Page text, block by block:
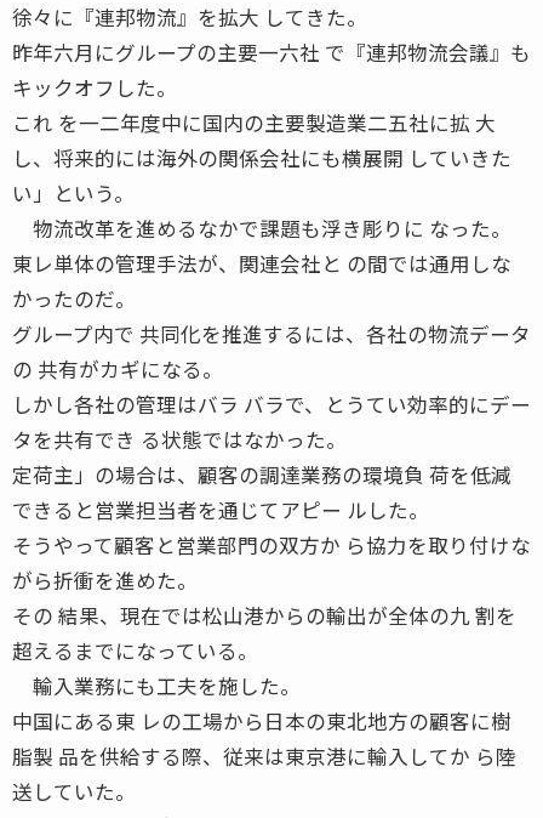
徐々に『連邦物流』を拡大 してきた。
昨年六月にグループの主要一六社 で『連邦物流会議』も
キックオフした。
これ を一二年度中に国内の主要製造業二五社に拡 大
し、将来的には海外の関係会社にも横展開 していきた
い」という。
物流改革を進めるなかで課題も浮き彫りに なった。
東レ単体の管理手法が、関連会社と の間では通用しな
かったのだ。
グループ内で 共同化を推進するには、各社の物流データ
の 共有がカギになる。
しかし各社の管理はバラ バラで、とうてい効率的にデー
タを共有でき る状態ではなかった。
定荷主」の場合は、顧客の調達業務の環境負 荷を低減
できると営業担当者を通じてアピー ルした。
そうやって顧客と営業部門の双方か ら協力を取り付けな
がら折衝を進めた。
その 結果、現在では松山港からの輸出が全体の九 割を
超えるまでになっている。
輸入業務にも工夫を施した。
中国にある東 レの工場から日本の東北地方の顧客に樹
脂製 品を供給する際、従来は東京港に輸入してか ら陸
送していた。